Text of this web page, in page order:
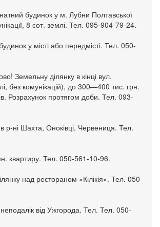
будинок у м. Лубни Полтавської
8 сот. землі. Тел. 095-904-79-24.
у місті або передмісті. Тел. 050-
Земельну ділянку в кінці вул.
без комунікацій), до 300—400 тис. грн.
Розрахунок протягом доби. Тел. 093-
р-ні Шахта, Оноківці, Червениця. Тел.
квартиру. Тел. 050-561-10-96.
над рестораном «Кілікія». Тел. 050-
від Ужгорода. Тел. Тел. 050-